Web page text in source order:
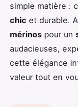
simple matière :
chic et durable.
mérinos pour un
audacieuses,
cette élégance
valeur tout en